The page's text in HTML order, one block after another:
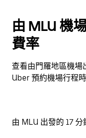
由 MLU 機
費率
查看由門羅地區機場
Uber 預約機場行程
由 MLU 出發的 17